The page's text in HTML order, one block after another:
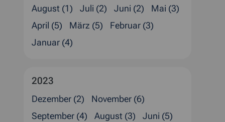
August (1) Juli (2) Juni (2)
Mai (3)
April (5)
März (5)
Februar (3)
Januar (4)
2023
Dezember (2)
November (6)
September (4)
August (3)
Juni (5)